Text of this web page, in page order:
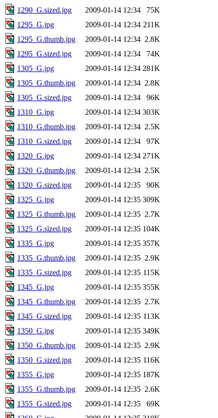
1290_G.sized.jpg
2009-01-14 12:34
75K
1295_G.jpg
2009-01-14 12:34 211K
1295_G.thumb.jpg
2009-01-14 12:34 2.8K
1295_G.sized.jpg
2009-01-14 12:34
74K
1305_G.jpg
2009-01-14 12:34 281K
1305_G.thumb.jpg
2009-01-14 12:34 2.8K
1305_G.sized.jpg
2009-01-14 12:34
96K
1310_G.jpg
2009-01-14 12:34 303K
1310_G.thumb.jpg
2009-01-14 12:34 2.5K
1310_G.sized.jpg
2009-01-14 12:34
97K
1320_G.jpg
2009-01-14 12:34 271K
1320_G.thumb.jpg
2009-01-14 12:34 2.5K
1320_G.sized.jpg
2009-01-14 12:35
90K
1325_G.jpg
2009-01-14 12:35 309K
1325_G.thumb.jpg
2009-01-14 12:35 2.7K
1325_G.sized.jpg
2009-01-14 12:35 104K
1335_G.jpg
2009-01-14 12:35 357K
1335_G.thumb.jpg
2009-01-14 12:35 2.9K
1335_G.sized.jpg
2009-01-14 12:35 115K
1345_G.jpg
2009-01-14 12:35 355K
1345_G.thumb.jpg
2009-01-14 12:35 2.7K
1345_G.sized.jpg
2009-01-14 12:35 113K
1350_G.jpg
2009-01-14 12:35 349K
1350_G.thumb.jpg
2009-01-14 12:35 2.9K
1350_G.sized.jpg
2009-01-14 12:35 116K
1355_G.jpg
2009-01-14 12:35 187K
1355_G.thumb.jpg
2009-01-14 12:35 2.6K
1355_G.sized.jpg
2009-01-14 12:35
69K